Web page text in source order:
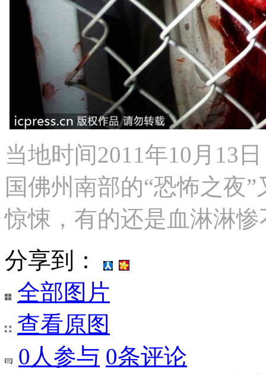
当地时间2011年10月13
国佛州南部的“恐怖之夜
惊悚，有的还是血淋淋
分享到：
全部图片
查看原图
0 人参与 0条评论